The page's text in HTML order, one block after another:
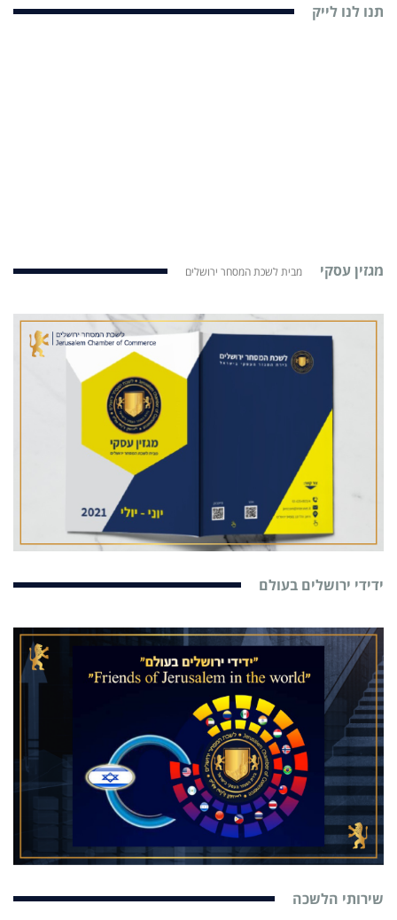
תנו לנו לייק
מגזין עסקי מבית לשכת המסחר ירושלים
ידידי ירושלים בעולם
שירותי הלשכה